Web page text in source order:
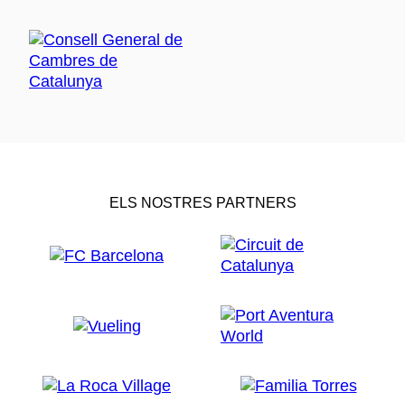
ELS NOSTRES PARTNERS